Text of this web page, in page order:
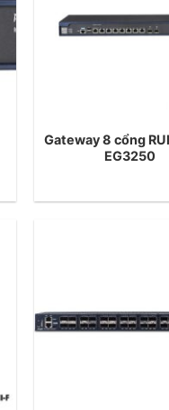
Gateway 8 cổng
EG3250